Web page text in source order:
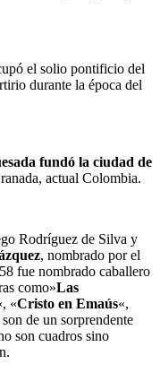
el solio pontificio del
durante la época del
fundó la ciudad de
actual Colombia.
Rodríguez de Silva y
, nombrado por el
fue nombrado caballero
como»Las
«Cristo en Emaús«,
de un sorprendente
son cuadros sino